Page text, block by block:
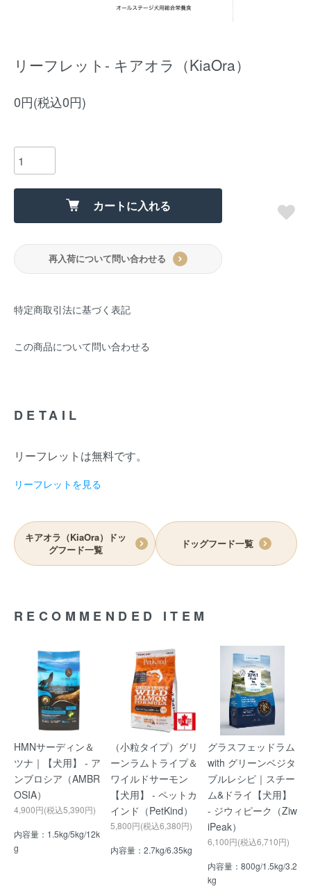
リーフレット- キアオラ（KiaOra）
0円(税込0円)
カートに入れる
再入荷について問い合わせる
特定商取引法に基づく表記
この商品について問い合わせる
DETAIL
リーフレットは無料です。
リーフレットを見る
キアオラ（KiaOra）ドッ
グフード一覧
ドッグフード一覧
RECOMMENDED ITEM
HMNサーディン＆
ツナ｜【犬用】 - ア
ンブロシア（AMBR
OSIA）
4,900円(税込5,390円)
内容量：1.5kg/5kg/12k
g
（小粒タイプ）グリ
ーンラムトライプ＆
ワイルドサーモン
【犬用】 - ペットカ
インド（PetKind）
5,800円(税込6,380円)
内容量：2.7kg/6.35kg
グラスフェッドラム
with グリーンベジタ
ブルレシピ｜スチー
ム&ドライ【犬用】
- ジウィピーク（Ziw
iPeak）
6,100円(税込6,710円)
内容量：800g/1.5kg/3.2
kg